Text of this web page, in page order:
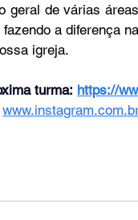
geral de várias
a diferença
igreja.
turma: https://